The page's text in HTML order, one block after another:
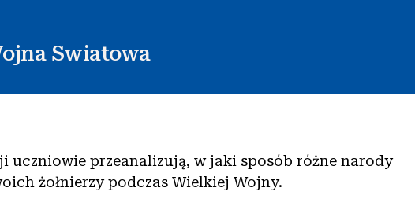
Swiatowa
uczniowie przeanalizują, w jaki sposób różne narody
żołnierzy podczas Wielkiej Wojny.